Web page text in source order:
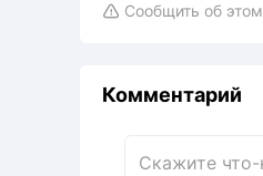
 Сообщить об этом
Комментарий